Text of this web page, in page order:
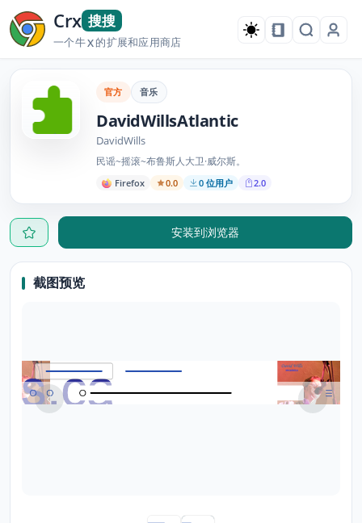
Crx 搜搜
一个牛X的扩展和应用商店
官方 音乐
DavidWillsAtlantic
DavidWills
民谣~摇滚~布鲁斯人大卫·威尔斯。
Firefox 0.0 0 位用户 2.0
安装到浏览器
截图预览